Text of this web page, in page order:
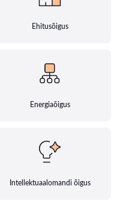
Ehitusõigus
Energiaõigus
Intellektuaalomandi õigus